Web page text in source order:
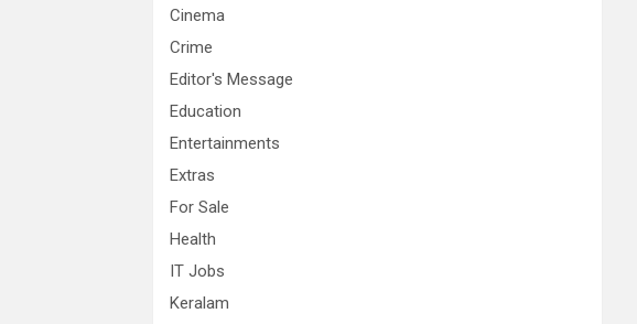
Cinema
Crime
Editor's Message
Education
Entertainments
Extras
For Sale
Health
IT Jobs
Keralam